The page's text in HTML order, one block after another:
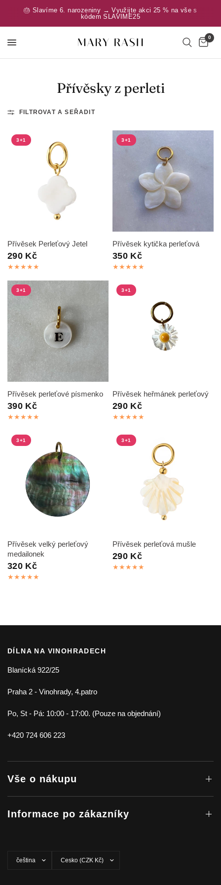
🎂 Slavíme 6. narozeniny → Využijte akci 25 % na vše s
kódem SLAVIME25
0
Přívěsky z perleti
FILTROVAT A SEŘADIT
3+1
RYCHLÝ NÁHLED
Přívěsek Perleťový Jetel
290 Kč
3+1
RYCHLÝ NÁHLED
Přívěsek kytička perleťová
350 Kč
3+1
RYCHLÝ NÁHLED
Přívěsek perleťové písmenko
390 Kč
3+1
RYCHLÝ NÁHLED
Přívěsek heřmánek perleťový
290 Kč
3+1
RYCHLÝ NÁHLED
Přívěsek velký perleťový
medailonek
320 Kč
3+1
RYCHLÝ NÁHLED
Přívěsek perleťová mušle
290 Kč
DÍLNA NA VINOHRADECH
Blanícká 922/25
Praha 2 - Vinohrady, 4.patro
Po, St - Pá: 10:00 - 17:00. (Pouze na objednání)
+420 724 606 223
Vše o nákupu
Informace po zákazníky
zemi/oblast